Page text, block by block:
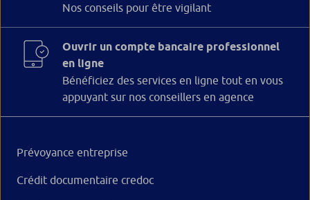
Nos conseils pour être vigilant
Ouvrir un compte bancaire professionnel
en ligne
Bénéficiez des services en ligne tout en vous
appuyant sur nos conseillers en agence
Prévoyance entreprise
Crédit documentaire credoc